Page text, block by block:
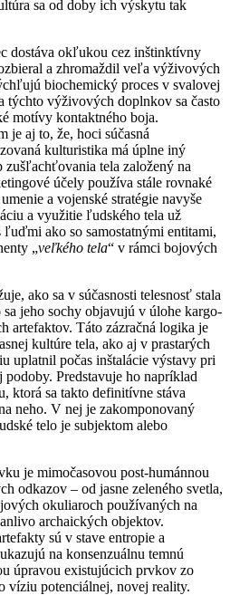
sa od doby ich výskytu tak
dostáva okľukou cez inštinktívny
a zhromaždil veľa výživových
biochemický proces v svalovej
týchto výživových doplnkov sa často
motívy kontaktného boja.
je aj to, že, hoci súčasná
kulturistika má úplne iný
zušľachťovania tela založený na
účely používa stále rovnaké
a vojenské stratégie navyše
a využitie ľudského tela už
ľuďmi ako so samostatnými entitami,
„veľkého tela“ v rámci bojových
ako sa v súčasnosti telesnosť stala
jeho sochy objavujú v úlohe kargo-
artefaktov. Táto zázračná logika je
kultúre tela, ako aj v prastarých
uplatnil počas inštalácie výstavy pri
Predstavuje ho napríklad
ktorá sa takto definitívne stáva
neho. V nej je zakomponovaný
telo je subjektom alebo
je mimočasovou post-humánnou
odkazov – od jasne zeleného svetla,
okuliaroch používaných na
archaických objektov.
sú v stave entropie a
na konsenzuálnu temnú
úpravou existujúcich prvkov zo
víziu potenciálnej, novej reality.